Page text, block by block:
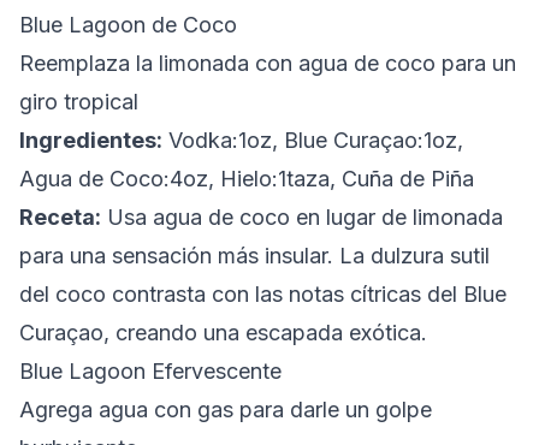
Blue Lagoon de Coco
Reemplaza la limonada con agua de coco para un
giro tropical
Ingredientes: Vodka:1oz, Blue Curaçao:1oz,
Agua de Coco:4oz, Hielo:1taza, Cuña de Piña
Receta: Usa agua de coco en lugar de limonada
para una sensación más insular. La dulzura sutil
del coco contrasta con las notas cítricas del Blue
Curaçao, creando una escapada exótica.
Blue Lagoon Efervescente
Agrega agua con gas para darle un golpe